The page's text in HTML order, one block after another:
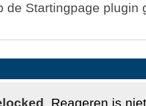
de Startingpage plugin
. Reageren is